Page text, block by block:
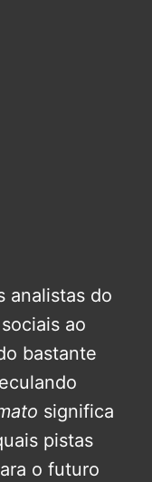
analistas do
ao
bastante
significa
pistas
o futuro